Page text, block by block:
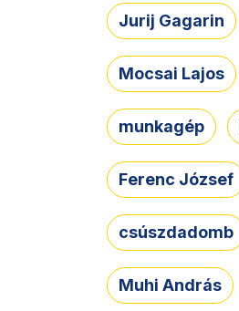
Jurij Gagarin
Mocsai Lajos
munkagép
Ferenc József
csúszdadomb
Muhi András